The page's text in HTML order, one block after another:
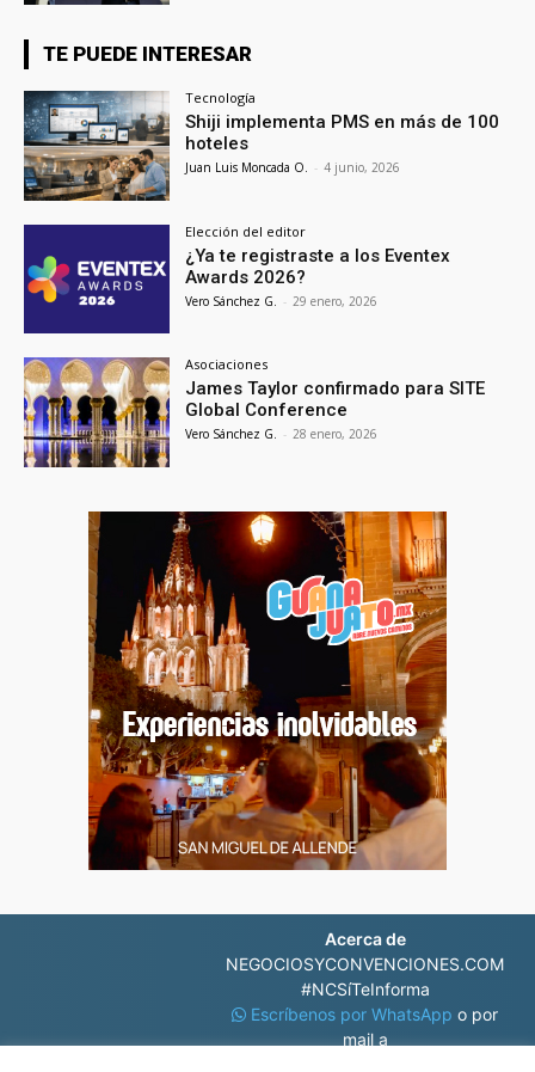
TE PUEDE INTERESAR
Tecnología
Shiji implementa PMS en más de 100
hoteles
Juan Luis Moncada O. - 4 junio, 2026
Elección del editor
¿Ya te registraste a los Eventex
Awards 2026?
Vero Sánchez G. - 29 enero, 2026
Asociaciones
James Taylor confirmado para SITE
Global Conference
Vero Sánchez G. - 28 enero, 2026
Acerca de
NEGOCIOSYCONVENCIONES.COM
#NCSíTeInforma
Escríbenos por WhatsAppo por
mail a